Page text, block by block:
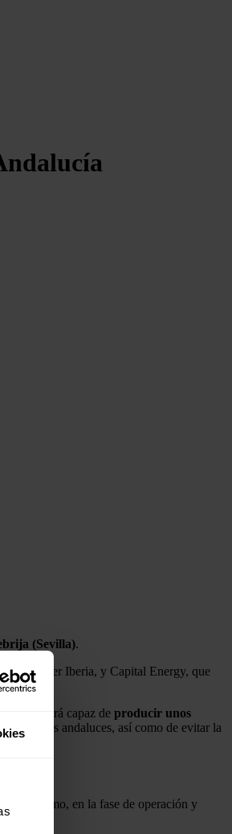
(Sevilla).
Power Iberia, y Capital Energy, que
, será capaz de producir unos
hogares andaluces, así como de evitar la
Asimismo, en la fase de operación y